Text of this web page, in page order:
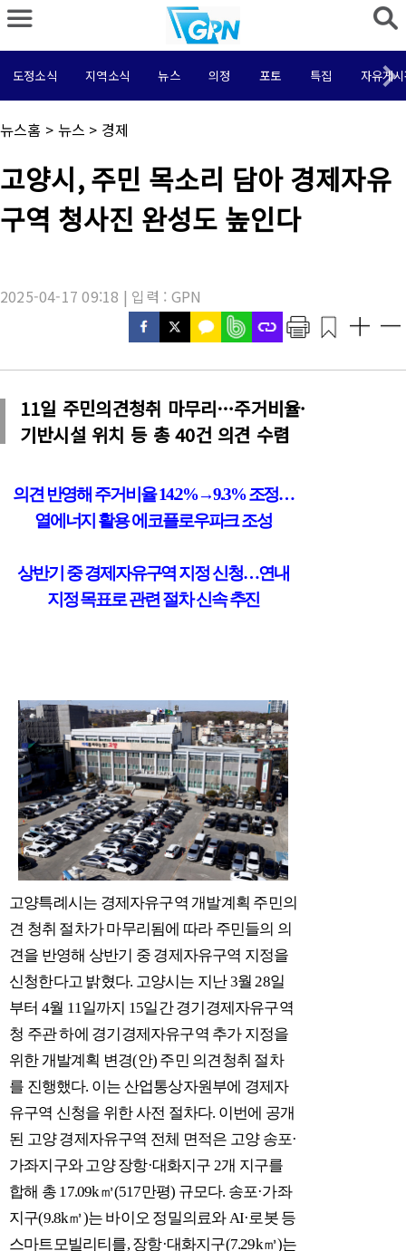
도정소식 지역소식 뉴스 의정 포토 특집 자유게
채
널
뉴스홈 > 뉴스 > 경제
기
사
목
고양시, 주민 목소리 담아 경제자유
구역 청사진 완성도 높인다
2025-04-17 09:18 | 입력 : GPN
11일 주민의견청취 마무리…주거비율·
기반시설 위치 등 총 40건 의견 수렴
의견 반영해 주거비율14.2%→9.3%조정…
열에너지 활용 에코플로우파크 조성
상반기 중 경제자유구역 지정 신청…연내
지정 목표로 관련 절차 신속 추진
고양특례시는 경제자유구역 개발계획 주민의
견 청취 절차가 마무리됨에 따라 주민들의 의
견을 반영해 상반기 중 경제자유구역 지정을
신청한다고 밝혔다. 고양시는 지난 3월 28일
부터 4월 11일까지 15일간 경기경제자유구역
청 주관 하에 경기경제자유구역 추가 지정을
위한 개발계획 변경(안) 주민 의견청취 절차
를 진행했다. 이는 산업통상자원부에 경제자
유구역 신청을 위한 사전 절차다. 이번에 공개
된 고양 경제자유구역 전체 면적은 고양 송포·
가좌지구와 고양 장항·대화지구 2개 지구를
합해 총 17.09k㎥(517만평) 규모다. 송포·가좌
지구(9.8k㎥)는 바이오 정밀의료와 AI·로봇 등
스마트모빌리티를, 장항·대화지구(7.29k㎥)는